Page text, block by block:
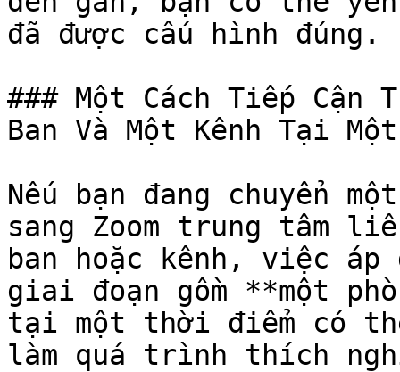
đã được cấu hình đúng.
### Một Cách Tiếp Cận
Ban Và Một Kênh Tại
Nếu bạn đang chuyển
sang Zoom trung tâm
ban hoặc kênh, việc
giai đoạn gồm **một
tại một thời điểm có
làm quá trình thích